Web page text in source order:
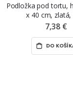
Podložka pod tortu,
x 40 cm, zlatá,
7,38 €
DO